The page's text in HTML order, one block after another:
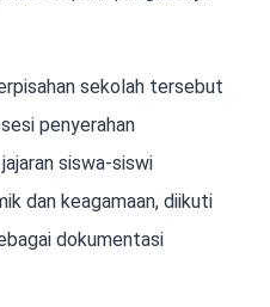
sekolah tersebut
penyerahan
siswa-siswi
dan keagamaan, diikuti
dokumentasi